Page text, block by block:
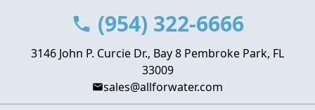
(954) 322-6666
3146 John P. Curcie Dr., Bay 8 Pembroke Park, FL
33009
sales@allforwater.com